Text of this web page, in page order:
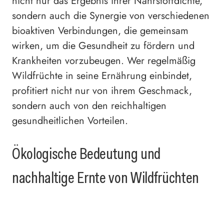
sondern auch die Synergie von verschiedenen
bioaktiven Verbindungen, die gemeinsam
wirken, um die Gesundheit zu fördern und
Krankheiten vorzubeugen. Wer regelmäßig
Wildfrüchte in seine Ernährung einbindet,
profitiert nicht nur von ihrem Geschmack,
sondern auch von den reichhaltigen
gesundheitlichen Vorteilen.
Ökologische Bedeutung und
nachhaltige Ernte von Wildfrüchten